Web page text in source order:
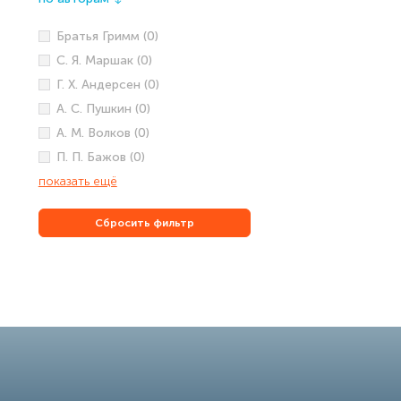
Братья Гримм (0)
С. Я. Маршак (0)
Г. Х. Андерсен (0)
А. С. Пушкин (0)
А. М. Волков (0)
П. П. Бажов (0)
показать ещё
Сбросить фильтр